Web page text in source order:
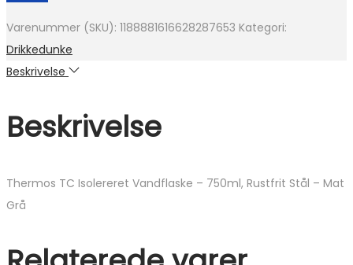
Varenummer (SKU): 1188881616628287653 Kategori:
Drikkedunke
Beskrivelse
Beskrivelse
Thermos TC Isolereret Vandflaske – 750ml, Rustfrit Stål – Mat
Grå